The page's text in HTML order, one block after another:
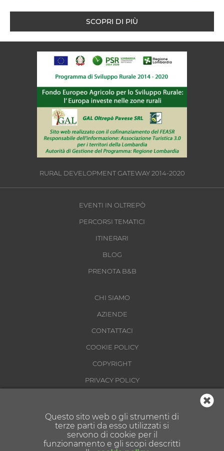
Questo sito web o gli strumenti di
terze parti da esso utilizzati si
servono di cookie per il
funzionamento e gli scopi descritti
SCOPRI DI PIÙ
RURAL DEVELOPMENT GATEWAY 2014-2020
EVENTI IN OLTREPÒ
PERCORSI TEMATICI
ITINERARI
BLOG
PRENOTA B&B
CHI SIAMO
AZIENDE
CONTATTACI
COOKIE POLICY
COPYRIGHT
PRIVACY POLICY